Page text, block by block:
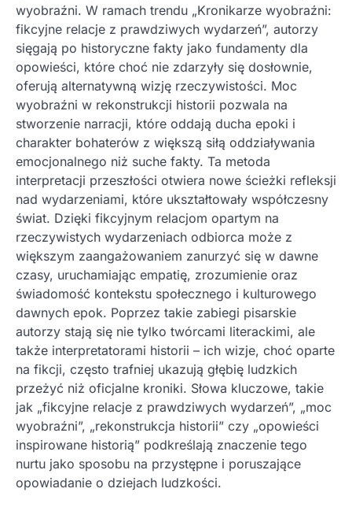
wyobraźni. W ramach trendu „Kronikarze wyobraźni:
fikcyjne relacje z prawdziwych wydarzeń”, autorzy
sięgają po historyczne fakty jako fundamenty dla
opowieści, które choć nie zdarzyły się dosłownie,
oferują alternatywną wizję rzeczywistości. Moc
wyobraźni w rekonstrukcji historii pozwala na
stworzenie narracji, które oddają ducha epoki i
charakter bohaterów z większą siłą oddziaływania
emocjonalnego niż suche fakty. Ta metoda
interpretacji przeszłości otwiera nowe ścieżki refleksji
nad wydarzeniami, które ukształtowały współczesny
świat. Dzięki fikcyjnym relacjom opartym na
rzeczywistych wydarzeniach odbiorca może z
większym zaangażowaniem zanurzyć się w dawne
czasy, uruchamiając empatię, zrozumienie oraz
świadomość kontekstu społecznego i kulturowego
dawnych epok. Poprzez takie zabiegi pisarskie
autorzy stają się nie tylko twórcami literackimi, ale
także interpretatorami historii – ich wizje, choć oparte
na fikcji, często trafniej ukazują głębię ludzkich
przeżyć niż oficjalne kroniki. Słowa kluczowe, takie
jak „fikcyjne relacje z prawdziwych wydarzeń”, „moc
wyobraźni”, „rekonstrukcja historii” czy „opowieści
inspirowane historią” podkreślają znaczenie tego
nurtu jako sposobu na przystępne i poruszające
opowiadanie o dziejach ludzkości.